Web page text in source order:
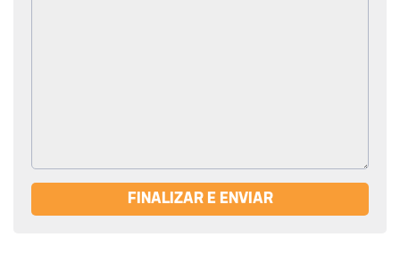
FINALIZAR E ENVIAR